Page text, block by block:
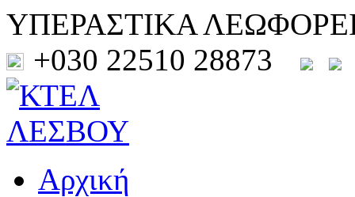
ΥΠΕΡΑΣΤΙΚΑ
+030 22510 28873
Αρχική